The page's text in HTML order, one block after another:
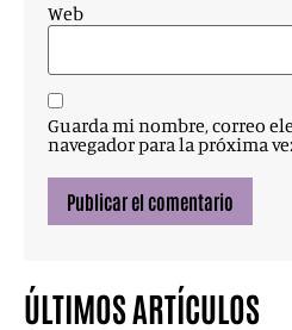
Web
Guarda mi nombre, correo
navegador para la próxima
ÚLTIMOS ARTÍCULOS